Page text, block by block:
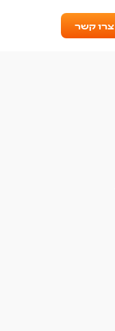
צרו קשר